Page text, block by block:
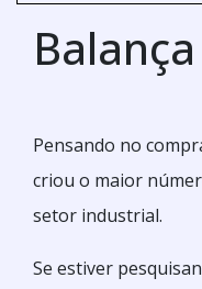
Pensando no
criou o maior
setor industrial.
Se estiver